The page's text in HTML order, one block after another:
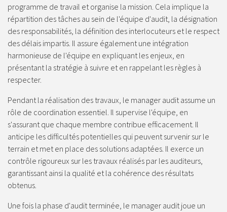
programme de travail et organise la mission. Cela implique la
répartition des tâches au sein de l'équipe d'audit, la désignation
des responsabilités, la définition des interlocuteurs et le respect
des délais impartis. Il assure également une intégration
harmonieuse de l'équipe en expliquant les enjeux, en
présentant la stratégie à suivre et en rappelant les règles à
respecter.
Pendant la réalisation des travaux, le manager audit assume un
rôle de coordination essentiel. Il supervise l'équipe, en
s'assurant que chaque membre contribue efficacement. Il
anticipe les difficultés potentielles qui peuvent survenir sur le
terrain et met en place des solutions adaptées. Il exerce un
contrôle rigoureux sur les travaux réalisés par les auditeurs,
garantissant ainsi la qualité et la cohérence des résultats
obtenus.
Une fois la phase d'audit terminée, le manager audit joue un